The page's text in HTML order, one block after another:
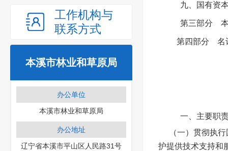
工作机构与
联系方式
本溪市林业和草原局
办公单位
本溪市林业和草原局
办公地址
辽宁省本溪市平山区人民路31号
九、国有资
第三部分 本
第四部分 名
一、主要职
（一）贯彻执
护提供技术支持和